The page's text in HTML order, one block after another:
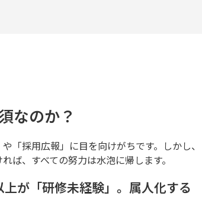
なのか？
「採用広報」に目を向けがちです。しかし、
ば、すべての努力は水泡に帰します。
が「研修未経験」。属人化する